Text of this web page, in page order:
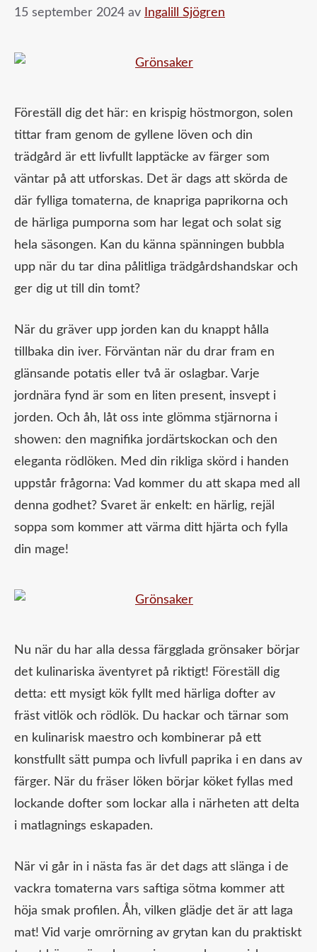
15 september 2024 av Ingalill Sjögren
Föreställ dig det här: en krispig höstmorgon, solen
tittar fram genom de gyllene löven och din
trädgård är ett livfullt lapptäcke av färger som
väntar på att utforskas. Det är dags att skörda de
där fylliga tomaterna, de knapriga paprikorna och
de härliga pumporna som har legat och solat sig
hela säsongen. Kan du känna spänningen bubbla
upp när du tar dina pålitliga trädgårdshandskar och
ger dig ut till din tomt?
När du gräver upp jorden kan du knappt hålla
tillbaka din iver. Förväntan när du drar fram en
glänsande potatis eller två är oslagbar. Varje
jordnära fynd är som en liten present, insvept i
jorden. Och åh, låt oss inte glömma stjärnorna i
showen: den magnifika jordärtskockan och den
eleganta rödlöken. Med din rikliga skörd i handen
uppstår frågorna: Vad kommer du att skapa med all
denna godhet? Svaret är enkelt: en härlig, rejäl
soppa som kommer att värma ditt hjärta och fylla
din mage!
Nu när du har alla dessa färgglada grönsaker börjar
det kulinariska äventyret på riktigt! Föreställ dig
detta: ett mysigt kök fyllt med härliga dofter av
fräst vitlök och rödlök. Du hackar och tärnar som
en kulinarisk maestro och kombinerar på ett
konstfullt sätt pumpa och livfull paprika i en dans av
färger. När du fräser löken börjar köket fyllas med
lockande dofter som lockar alla i närheten att delta
i matlagnings eskapaden.
När vi går in i nästa fas är det dags att slänga i de
vackra tomaterna vars saftiga sötma kommer att
höja smak profilen. Åh, vilken glädje det är att laga
mat! Vid varje omrörning av grytan kan du praktiskt